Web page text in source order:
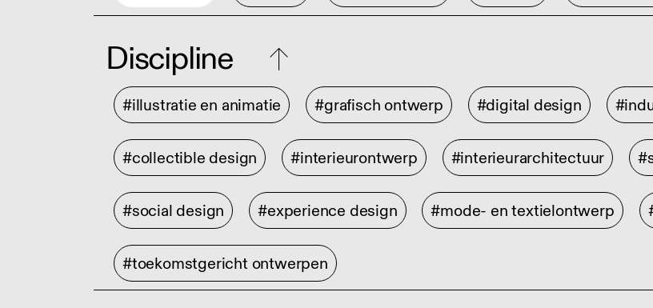
Discipline
#illustratie en animatie #grafisch ontwerp #digital design
#collectible design #interieurontwerp #interieurarchitectuur
#social design #experience design #mode- en textielontwerp
#toekomstgericht ontwerpen